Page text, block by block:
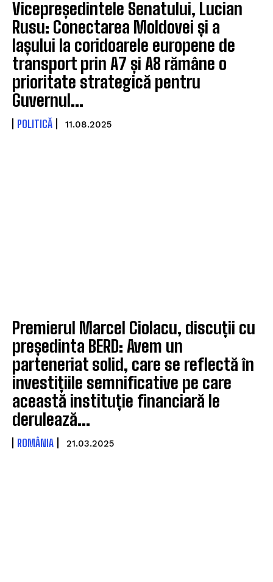
Vicepreședintele Senatului, Lucian
Rusu: Conectarea Moldovei și a
Iașului la coridoarele europene de
transport prin A7 și A8 rămâne o
prioritate strategică pentru
Guvernul...
POLITICĂ 11.08.2025
Premierul Marcel Ciolacu, discuții cu
președinta BERD: Avem un
parteneriat solid, care se reflectă în
investițiile semnificative pe care
această instituție financiară le
derulează...
ROMÂNIA 21.03.2025